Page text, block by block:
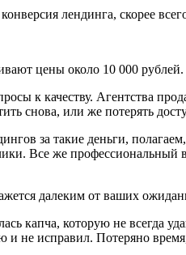
лендинга, скорее
цены около 10 000 рублей.
к качеству. Агентства
снова, или же потерять
за такие деньги,
Все же профессиональный
далеким от ваших
капча, которую не всегда
и не исправил. Потеряно